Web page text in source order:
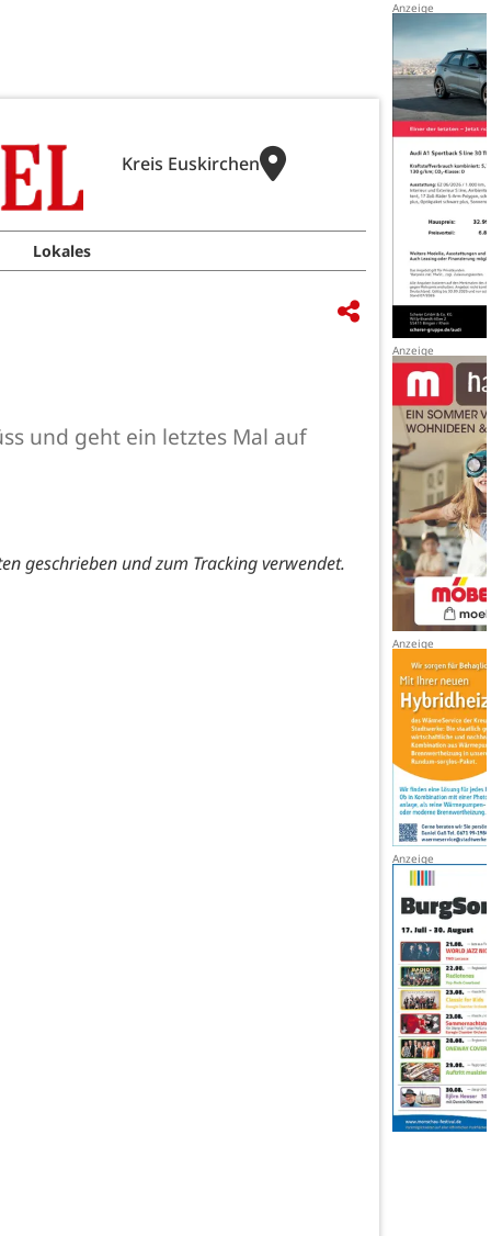
Kreis Euskirchen
Lokales
und geht ein letztes Mal auf
geschrieben und zum Tracking verwendet.